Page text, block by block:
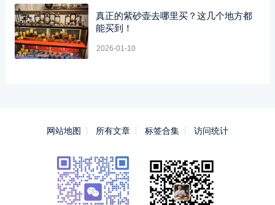
真正的紫砂壶去哪里买？这几个地方都
能买到！
2026-01-10
网站地图 所有文章 标签合集 访问统计